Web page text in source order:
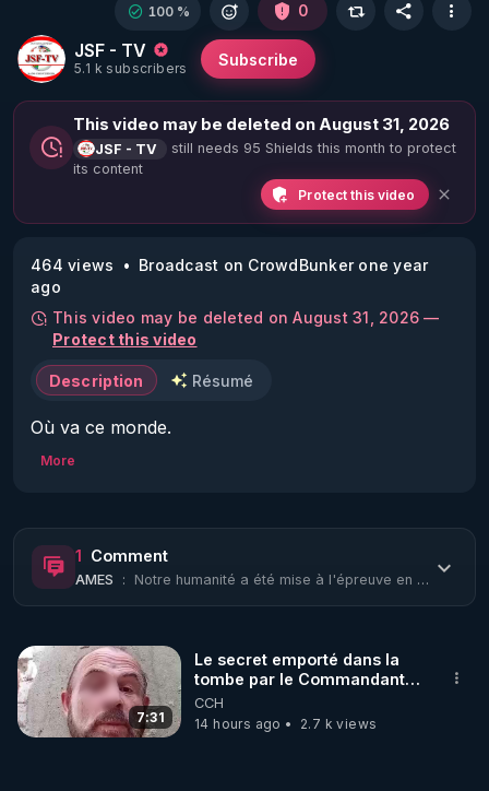
JSF - TV
5.1 k subscribers
Subscribe
100 % 0
This video may be deleted on August 31, 2026
JSF - TV
still needs 95 Shields this month to protect
its content
Protect this video
464 views
Broadcast on CrowdBunker one year
ago
This video may be deleted on August 31, 2026 —
Protect this video
Description Résumé
Où va ce monde.
Une émission de JSF animée par Eric Montana
Marche vers Gaza
Thème : Mobilisation internationale de la société
civile pour l'organisation de "Marche vers Gaza"
Gaza" dans le monde entier, toucher tous les pays,
toutes les consciences. Cela ne pourra se faire
qu’avec votre aide.
More
1 Comment
AMES : Notre humanité a été mise à l'épreuve en faisant de nous témoins de la tragédie ...
7:31
Le secret emporté dans la
tombe par le Commandant
Cousteau le 25 juin 1997
CCH
14 hours ago
2.7 k views